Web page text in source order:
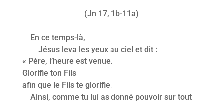
(Jn 17, 1b-11a)
En ce temps-là,
Jésus leva les yeux au ciel et dit :
« Père, l’heure est venue.
Glorifie ton Fils
afin que le Fils te glorifie.
Ainsi, comme tu lui as donné pouvoir sur tout